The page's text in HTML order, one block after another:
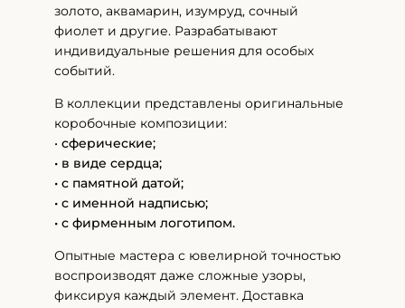
золото, аквамарин, изумруд, сочный
фиолет и другие. Разрабатывают
индивидуальные решения для особых
событий.
В коллекции представлены оригинальные
коробочные композиции:
• сферические;
• в виде сердца;
• с памятной датой;
• с именной надписью;
• с фирменным логотипом.
Опытные мастера с ювелирной точностью
воспроизводят даже сложные узоры,
фиксируя каждый элемент. Доставка